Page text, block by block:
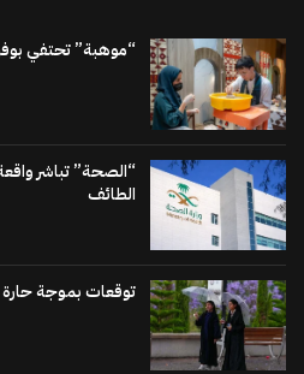
“موهبة” تحتفي بوفود “إنسو
“الصحة” تباشر
الطائف
توقعات بموجة